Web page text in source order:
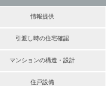
情報提供
引渡し時の住宅確認
マンションの構造・設計
住戸設備